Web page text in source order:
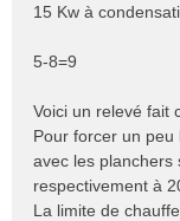
15 Kw à
5-8=9
Voici un relevé fait
Pour forcer un
avec les planchers
respectivement à
La limite de